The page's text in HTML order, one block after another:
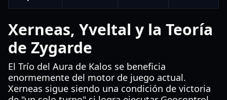
Xerneas, Yveltal y la Teoría
de Zygarde
El Trío del Aura de Kalos se beneficia
enormemente del motor de juego actual.
Xerneas sigue siendo una condición de victoria